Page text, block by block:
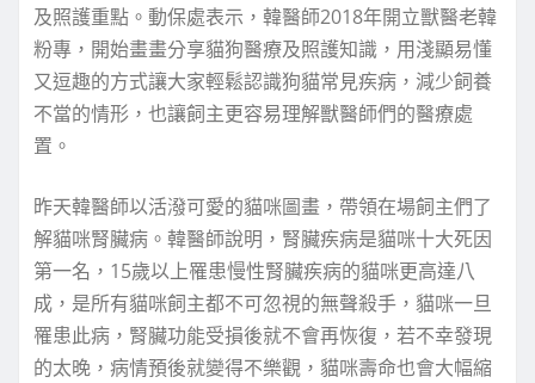
及照護重點。動保處表示，韓醫師2018年開立獸醫老韓
粉專，開始畫畫分享貓狗醫療及照護知識，用淺顯易懂
又逗趣的方式讓大家輕鬆認識狗貓常見疾病，減少飼養
不當的情形，也讓飼主更容易理解獸醫師們的醫療處
置。
昨天韓醫師以活潑可愛的貓咪圖畫，帶領在場飼主們了
解貓咪腎臟病。韓醫師說明，腎臟疾病是貓咪十大死因
第一名，15歲以上罹患慢性腎臟疾病的貓咪更高達八
成，是所有貓咪飼主都不可忽視的無聲殺手，貓咪一旦
罹患此病，腎臟功能受損後就不會再恢復，若不幸發現
的太晚，病情預後就變得不樂觀，貓咪壽命也會大幅縮